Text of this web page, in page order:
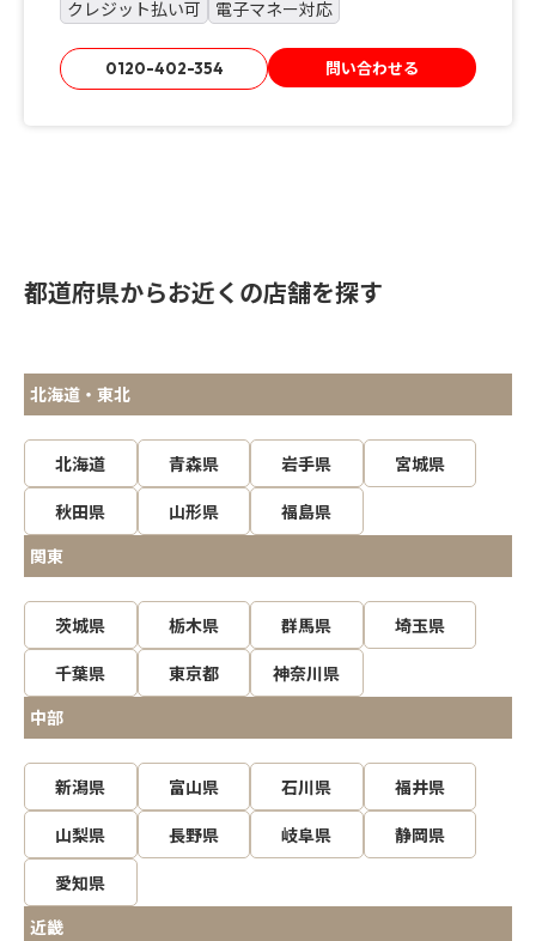
クレジット払い可 電子マネー対応
0120-402-354 問い合わせる
都道府県からお近くの店舗を探す
北海道・東北
北海道 青森県 岩手県
宮城県
秋田県
山形県
福島県
関東
茨城県 栃木県 群馬県
埼玉県
千葉県
東京都
神奈川県
中部
新潟県 富山県 石川県
福井県
山梨県
長野県 岐阜県
静岡県
愛知県
近畿